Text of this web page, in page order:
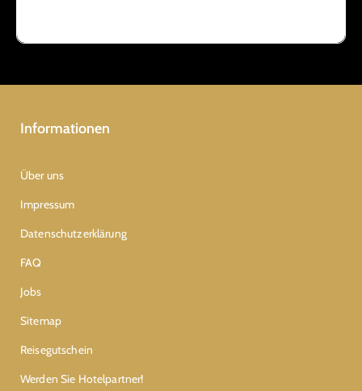
Informationen
Über uns
Impressum
Datenschutzerklärung
FAQ
Jobs
Sitemap
Reisegutschein
Werden Sie Hotelpartner!